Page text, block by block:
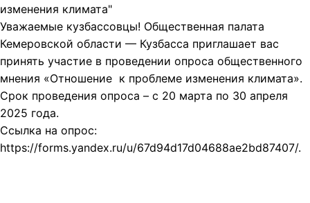
изменения климата"
Уважаемые кузбассовцы! Общественная палата
Кемеровской области — Кузбасса приглашает вас
принять участие в проведении опроса общественного
мнения «Отношение к проблеме изменения климата».
Срок проведения опроса – с 20 марта по 30 апреля
2025 года.
Ссылка на опрос:
https://forms.yandex.ru/u/67d94d17d04688ae2bd87407/.